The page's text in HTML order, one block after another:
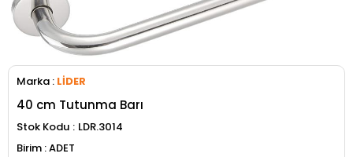
Marka : LİDER
40 cm Tutunma Barı
Stok Kodu
LDR.3014
ADET